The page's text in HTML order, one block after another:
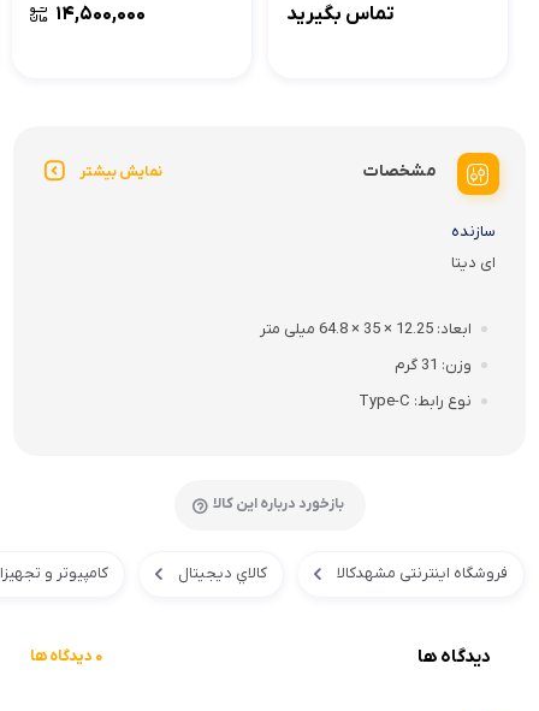
تماس بگیرید ۱۴,۵۰۰,۰۰۰
مشخصات نمایش بیشتر
سازنده
ای دیتا
ابعاد 12.25 × 35 × 64.8 میلی متر
وزن 31 گرم
نوع رابط Type-C
بازخورد درباره این کالا
فروشگاه اینترنتی مشهدکالا کالاي ديجيتال کامپیوتر و
دیدگاه ها 0 دیدگاه ها